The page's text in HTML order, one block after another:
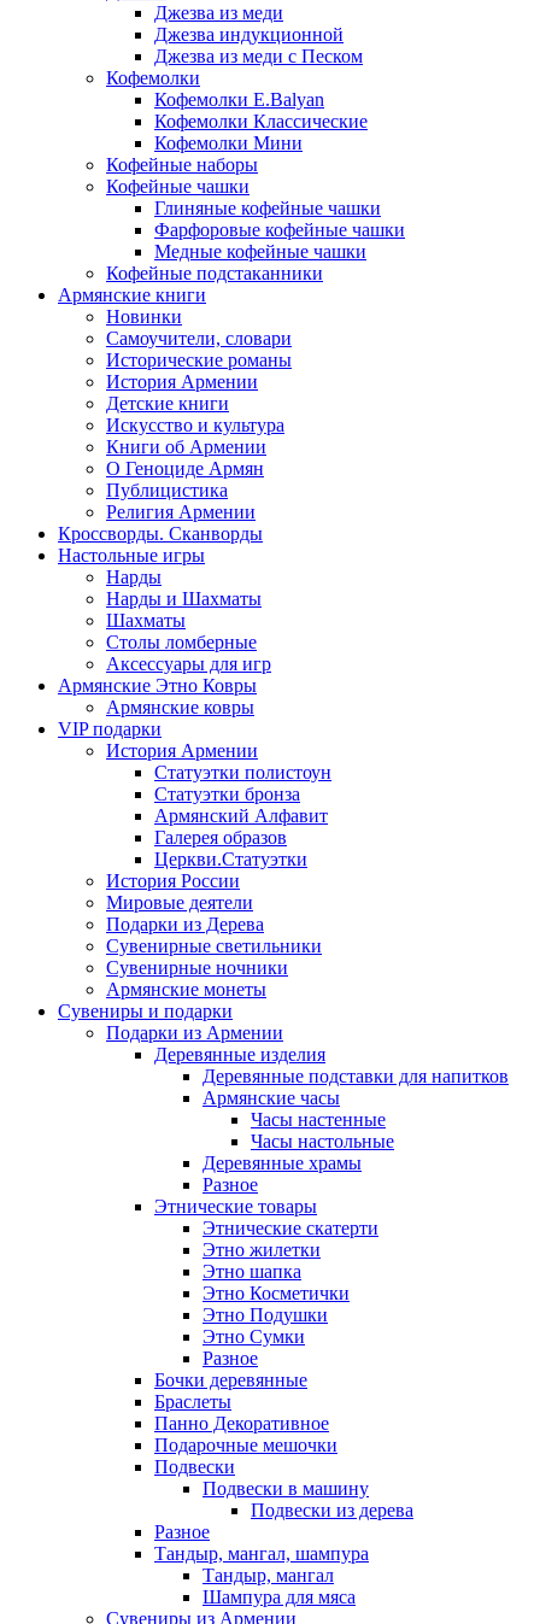
Джезва из меди
Джезва индукционной
Джезва из меди с Песком
Кофемолки
Кофемолки E.Balyan
Кофемолки Классические
Кофемолки Мини
Кофейные наборы
Кофейные чашки
Глиняные кофейные чашки
Фарфоровые кофейные чашки
Медные кофейные чашки
Кофейные подстаканники
Армянские книги
Новинки
Самоучители, словари
Исторические романы
История Армении
Детские книги
Иcкусство и культура
Книги об Армении
О Геноциде Армян
Публицистика
Религия Армении
Кроссворды. Сканворды
Настольные игры
Нарды
Нарды и Шахматы
Шахматы
Столы ломберные
Аксессуары для игр
Армянские Этно Ковры
Армянские ковры
VIP подарки
История Армении
Статуэтки полистоун
Статуэтки бронза
Армянский Алфавит
Галерея образов
Церкви.Статуэтки
История России
Мировые деятели
Подарки из Дерева
Сувенирные светильники
Сувенирные ночники
Армянские монеты
Сувениры и подарки
Подарки из Армении
Деревянные изделия
Деревянные подставки для напитков
Армянские часы
Часы настенные
Часы настольные
Деревянные храмы
Разное
Этнические товары
Этнические скатерти
Этно жилетки
Этно шапка
Этно Косметички
Этно Подушки
Этно Сумки
Разное
Бочки деревянные
Браслеты
Панно Декоративное
Подарочные мешочки
Подвески
Подвески в машину
Подвески из дерева
Разное
Тандыр, мангал, шампура
Тандыр, мангал
Шампура для мяса
Сувениры из Армении